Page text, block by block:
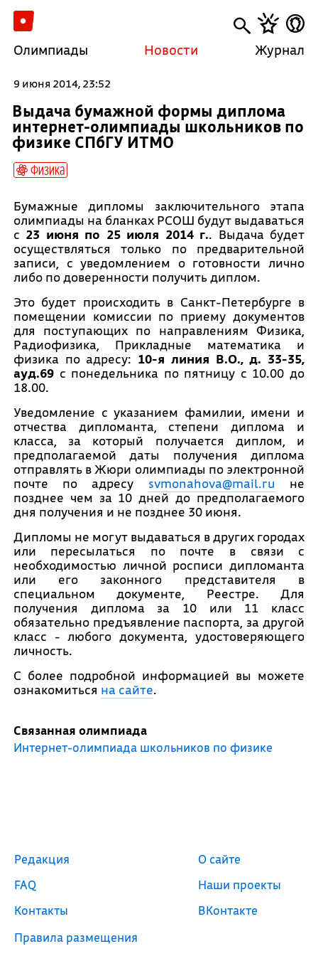
Олимпиады Новости Журнал
9 июня 2014, 23:52
Выдача бумажной формы диплома
интернет-олимпиады школьников по
физике СПбГУ ИТМО
Физика
Бумажные дипломы заключительного этапа
олимпиады на бланках РСОШ будут выдаваться
с 23 июня по 25 июля 2014 г.. Выдача будет
осуществляться только по предварительной
записи, с уведомлением о готовности лично
либо по доверенности получить диплом.
Это будет происходить в Санкт-Петербурге в
помещении комиссии по приему документов
для поступающих по направлениям Физика,
Радиофизика, Прикладные математика и
физика по адресу: 10-я линия В.О., д. 33-35,
ауд.69с понедельника по пятницу с 10.00 до
18.00.
Уведомление с указанием фамилии, имени и
отчества дипломанта, степени диплома и
класса, за который получается диплом, и
предполагаемой даты получения диплома
отправлять в Жюри олимпиады по электронной
почте по адресу svmonahova@mail.ru не
позднее чем за 10 дней до предполагаемого
дня получения и не позднее 30 июня.
Дипломы не могут выдаваться в других городах
или пересылаться по почте в связи с
необходимостью личной росписи дипломанта
или его законного представителя в
специальном документе, Реестре. Для
получения диплома за 10 или 11 класс
обязательно предъявление паспорта, за другой
класс - любого документа, удостоверяющего
личность.
С более подробной информацией вы можете
ознакомиться на сайте.
Связанная олимпиада
Интернет-олимпиада школьников по физике
Редакция
FAQ
Контакты
Правила размещения
О сайте
Наши проекты
ВКонтакте